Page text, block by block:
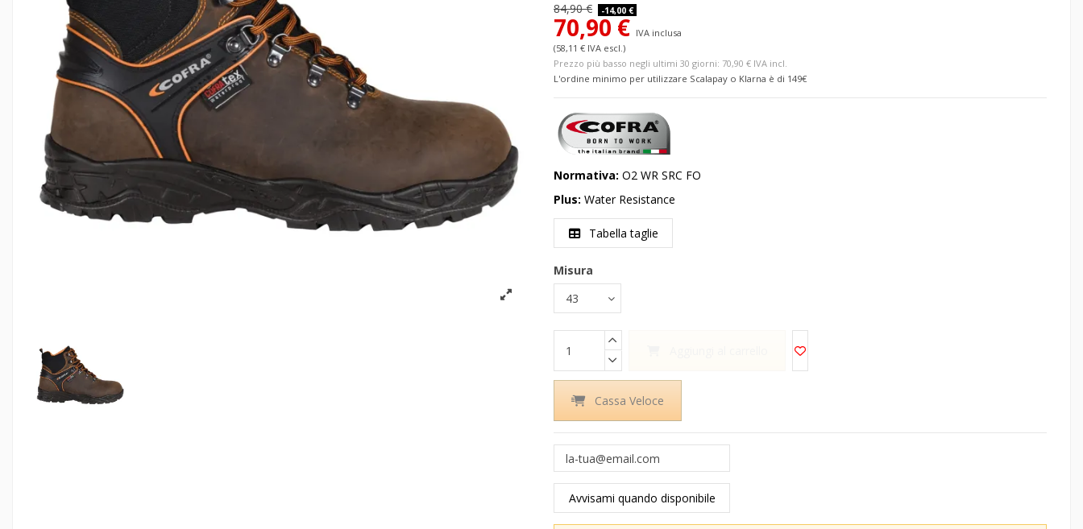
84,90 € -14,00 €
70,90 € IVA inclusa
(58,11 € IVA escl.)
Prezzo più basso negli ultimi 30 giorni: 70,90 € IVA incl.
L'ordine minimo per utilizzare Scalapay o Klarna è di 149€
Normativa: O2 WR SRC FO
Plus: Water Resistance
Tabella taglie
Misura
Cassa Veloce